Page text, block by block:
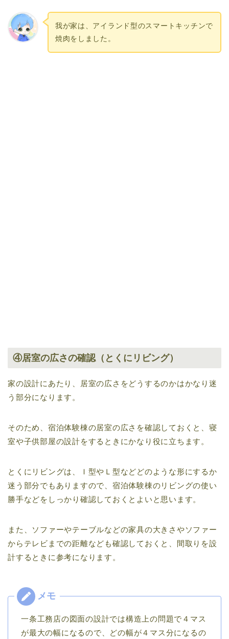
我が家は、アイランド型のスマートキッチンで
焼肉をしました。
④居室の広さの確認（とくにリビング）
家の設計にあたり、居室の広さをどうするのかはかなり迷
う部分になります。
そのため、宿泊体験棟の居室の広さを確認しておくと、寝
室や子供部屋の設計をするときにかなり役に立ちます。
とくにリビングは、Ｉ型やＬ型などどのような形にするか
迷う部分でもありますので、宿泊体験棟のリビングの使い
勝手などをしっかり確認しておくとよいと思います。
また、ソファーやテーブルなどの家具の大きさやソファー
からテレビまでの距離なども確認しておくと、間取りを設
計するときに参考になります。
一条工務店の図面の設計では構造上の問題で４マス
が最大の幅になるので、どの幅が４マス分になるの